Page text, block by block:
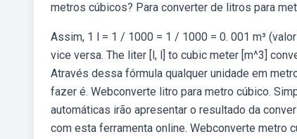
metros cúbicos? Para converter de litros para
Assim, 1 l = 1 / 1000 = 1 / 1000 = 0. 001 m³
vice versa. The liter [l, l] to cubic meter [m^3]
Através dessa fórmula qualquer unidade em
fazer é. Webconverte litro para metro cúbico.
automáticas irão apresentar o resultado da
com esta ferramenta online. Webconverte metro